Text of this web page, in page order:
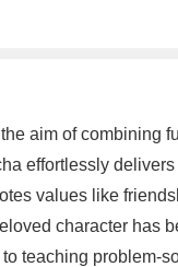
aim of combining
effortlessly
values like
character has
teaching problem-